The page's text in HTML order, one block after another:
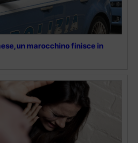
marocchino finisce in